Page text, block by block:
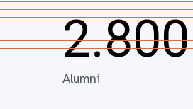
2.800
Alumni